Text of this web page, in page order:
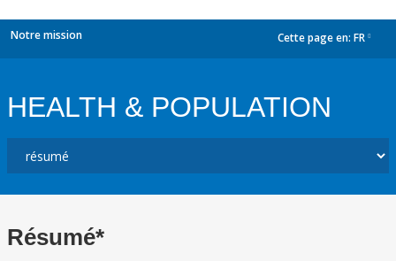
Notre mission Cette page en: FR
HEALTH & POPULATION
Résumé*